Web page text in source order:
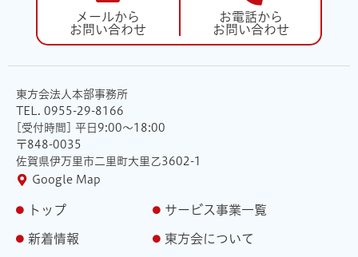
メールから
お問い合わせ
お電話から
お問い合わせ
東方会法人本部事務所
TEL. 0955-29-8166
[受付時間] 平日9:00〜18:00
〒848-0035
佐賀県伊万里市二里町大里乙3602-1
Google Map
トップ
新着情報
サービス事業一覧
東方会について